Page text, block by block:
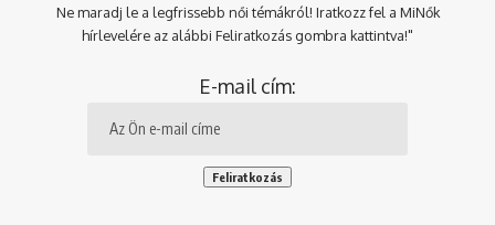
Ne maradj le a legfrissebb női témákról! Iratkozz fel a MiNők
hírlevelére az alábbi Feliratkozás gombra kattintva!"
E-mail cím: